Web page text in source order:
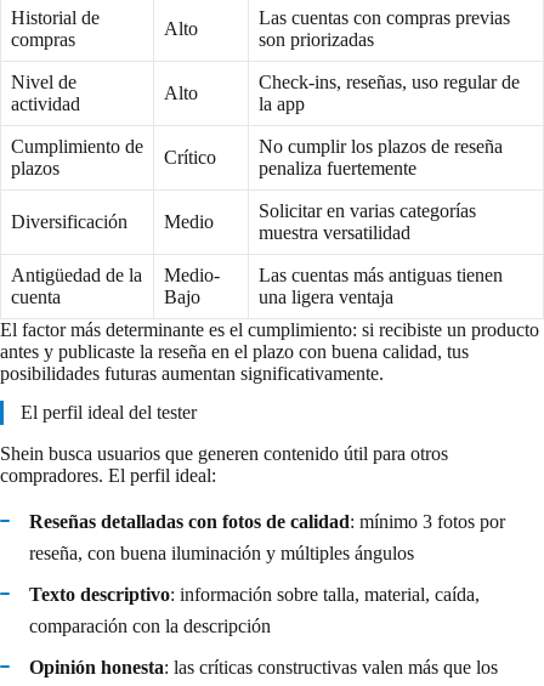
Historial de
compras
Alto
Las cuentas con compras previas
son priorizadas
Nivel de
actividad
Alto
Check-ins, reseñas, uso regular de
la app
Cumplimiento de
plazos
Crítico
No cumplir los plazos de reseña
penaliza fuertemente
Diversificación Medio
Solicitar en varias categorías
muestra versatilidad
Antigüedad de la
cuenta
Medio-
Bajo
Las cuentas más antiguas tienen
una ligera ventaja
El factor más determinante es el cumplimiento: si recibiste un producto
antes y publicaste la reseña en el plazo con buena calidad, tus
posibilidades futuras aumentan significativamente.
El perfil ideal del tester
Shein busca usuarios que generen contenido útil para otros
compradores. El perfil ideal:
Reseñas detalladas con fotos de calidad: mínimo 3 fotos por
reseña, con buena iluminación y múltiples ángulos
Texto descriptivo: información sobre talla, material, caída,
comparación con la descripción
Opinión honesta: las críticas constructivas valen más que los